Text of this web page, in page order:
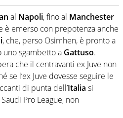
e sul campo per vivere ogni evento
Passione smisurata per il
Il pallone è una cosa
di no
al Napoli, fino al Manchester
è emerso con prepotenza anche
, che, perso Osimhen, è pronto a
uno sgambetto a Gattuso.
che il centravanti ex Juve non
se l’ex Juve dovesse seguire le
di punta dell’Italia si
Pro League, non